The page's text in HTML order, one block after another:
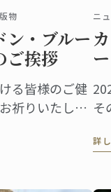
物
ン・ブルー
ご挨拶
る皆様のご健
祈りいたしま
アントロ &
ニ
そ
は
詳